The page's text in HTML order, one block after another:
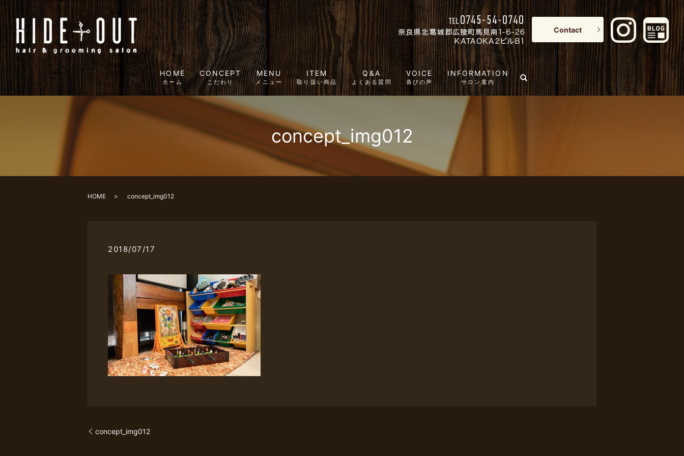
HOME
ホーム
CONCEPT
こだわり
MENU
メニュー
ITEM
取り扱い商品
Q&A
よくある質問
VOICE
喜びの声
INFORMATION
サロン案内
search
Contact
concept_img012
HOME concept_img012
2018/07/17
concept_img012